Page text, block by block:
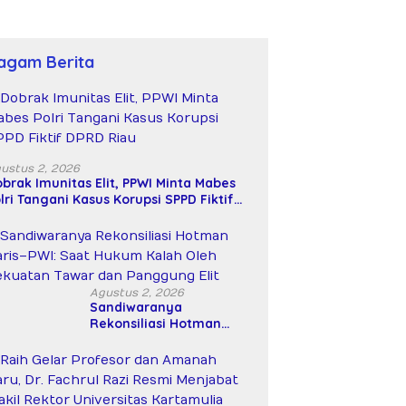
Berita
2, 2026
Imunitas Elit, PPWI Minta Mabes
Tangani Kasus Korupsi SPPD Fiktif
Agustus 2, 2026
Sandiwaranya
Rekonsiliasi Hotman
Kalah Oleh Kekuatan
Tawar dan Panggung Elit